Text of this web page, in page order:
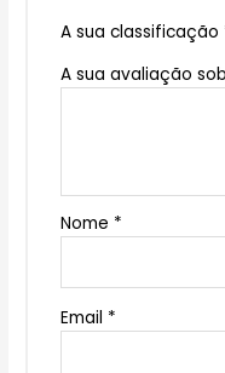
A sua classificação
A sua avaliação
Nome *
Email *